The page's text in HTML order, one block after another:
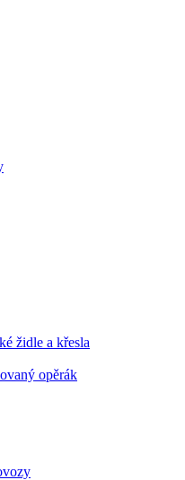
židle a křesla
opěrák